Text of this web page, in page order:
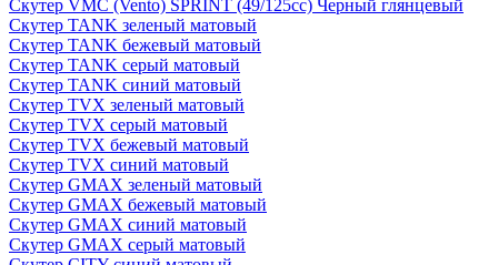
Скутер VMC (Vento) SPRINT (49/125cc) Черный глянцевый
Скутер TANK зеленый матовый
Скутер TANK бежевый матовый
Скутер TANK серый матовый
Скутер TANK синий матовый
Скутер TVX зеленый матовый
Скутер TVX серый матовый
Скутер TVX бежевый матовый
Скутер TVX синий матовый
Скутер GMAX зеленый матовый
Скутер GMAX бежевый матовый
Скутер GMAX синий матовый
Скутер GMAX серый матовый